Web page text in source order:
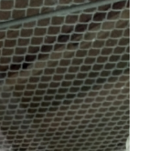
t
t
o
n